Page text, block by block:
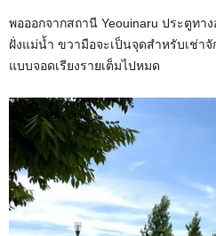
พอออกจากสถานี Yeouinaru ประตูทา
ฝั่งแม่น้ำ ขวามือจะเป็นจุดสำหรับเช่า
แบบจอดเรียงรายเต็มไปหมด